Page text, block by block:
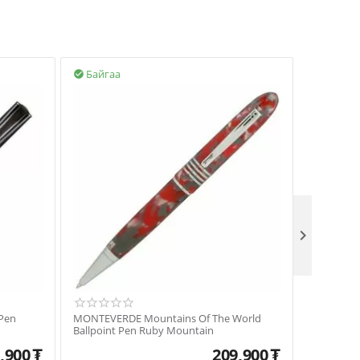
₮
Байгаа

MONTEVERDE Mountains Of The World
Ballpoint Pen Ruby Mountain
209,900₮
